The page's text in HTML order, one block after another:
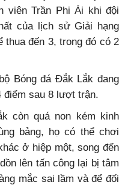
viên Trần Phi Ái khi đội
của lịch sử Giải hạng
thua đến 3, trong đó có 2
Bóng đá Đắk Lắk đang
điểm sau 8 lượt trận.
còn quá non kém kinh
bảng, họ có thể chơi
ở hiệp một, song đến
lên tấn công lại bị tâm
mắc sai lầm và để đối